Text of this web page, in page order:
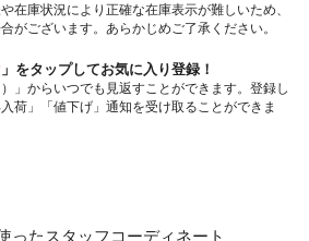
在庫状況により正確な在庫表示が難しいため、
がございます。あらかじめご了承ください。
」をタップしてお気に入り登録！
」からいつでも見返すことができます。登録し
荷」「値下げ」通知を受け取ることができま
ったスタッフコーディネート